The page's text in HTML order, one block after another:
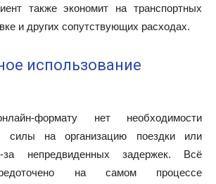
также экономит на транспортных
и других сопутствующих расходах.
использование
формату нет необходимости
силы на организацию поездки или
за непредвиденных задержек. Всё
на самом процессе